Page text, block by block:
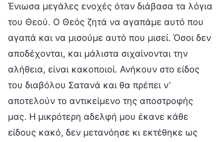
Ένιωσα μεγάλες ενοχές όταν διάβασα τα λόγια
του Θεού. Ο Θεός ζητά να αγαπάμε αυτό που
αγαπά και να μισούμε αυτό που μισεί. Όσοι δεν
αποδέχονται, και μάλιστα σιχαίνονται την
αλήθεια, είναι κακοποιοί. Ανήκουν στο είδος
του διαβόλου Σατανά και θα πρέπει ν’
αποτελούν το αντικείμενο της αποστροφής
μας. Η μικρότερη αδελφή μου έκανε κάθε
είδους κακό, δεν μετανόησε κι εκτέθηκε ως